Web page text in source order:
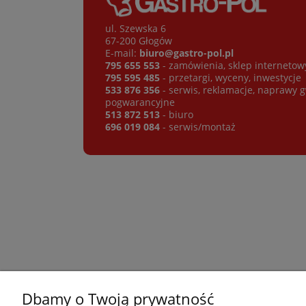
ul. Szewska 6
67-200 Głogów
E-mail: biuro@gastro-pol.pl
795 655 553 - zamówienia, sklep
795 595 485 - przetargi, wyceny, inwestycje
533 876 356 - serwis, reklamacje, naprawy
pogwarancyjne
513 872 513 - biuro
696 019 084 - serwis/montaż
Dbamy o Twoją prywatność